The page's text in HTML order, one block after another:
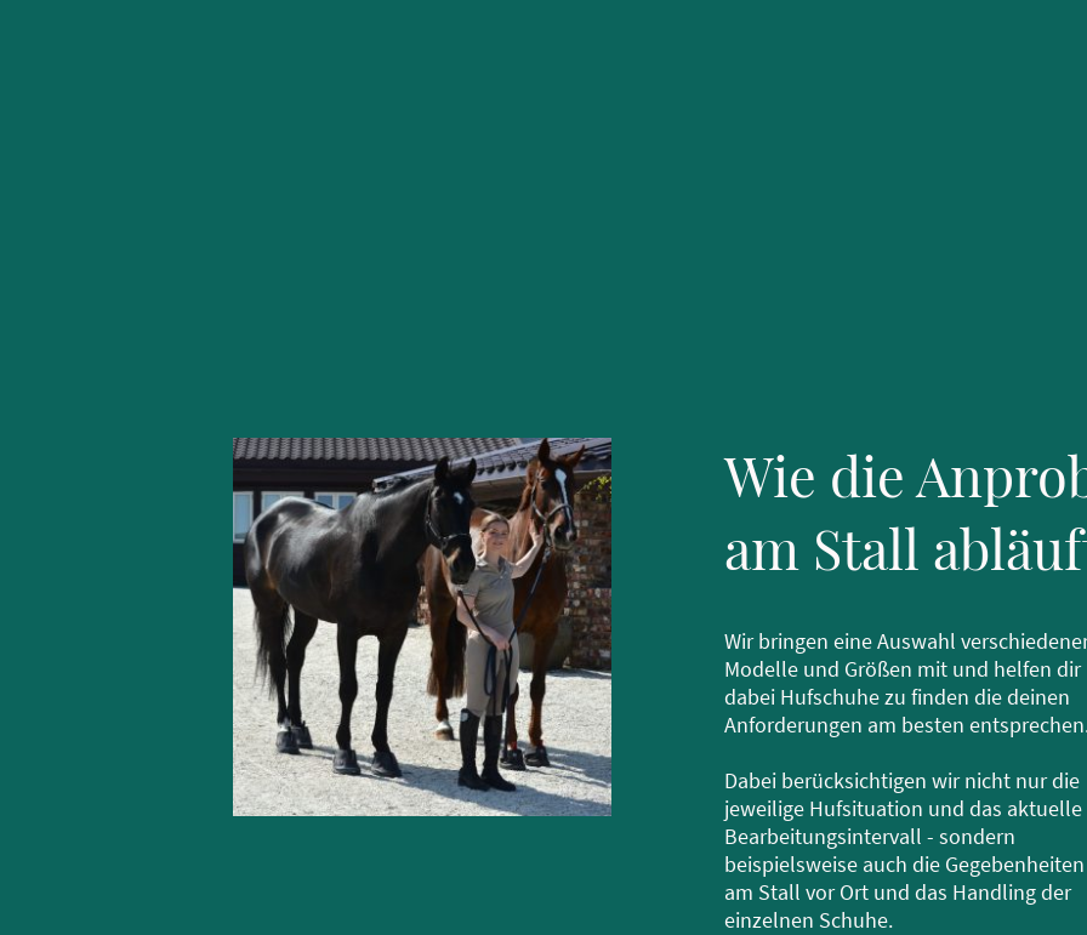
Wie die
am Stall
Wir bringen eine Auswahl
Modelle und Größen mit und helfen dir
dabei Hufschuhe zu finden die deinen
Anforderungen am besten
Dabei berücksichtigen wir nicht nur die
jeweilige Hufsituation und das aktuelle
Bearbeitungsintervall - sondern
beispielsweise auch die Gegebenheiten
am Stall vor Ort und das Handling der
einzelnen Schuhe.